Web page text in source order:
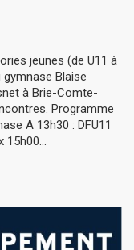
jeunes (de U11 à
Blaise
à Brie-Comte-
Programme
A 13h30 : DFU11
15h00...